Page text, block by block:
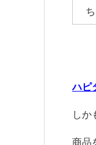
ハピ
しか
商品